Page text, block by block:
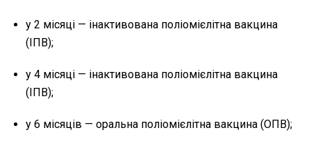
у 2 місяці — інактивована поліомієлітна вакцина
(ІПВ);
у 4 місяці — інактивована поліомієлітна вакцина
(ІПВ);
у 6 місяців — оральна поліомієлітна вакцина (ОПВ);